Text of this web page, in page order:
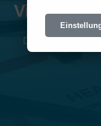
Visana
Detaillierte